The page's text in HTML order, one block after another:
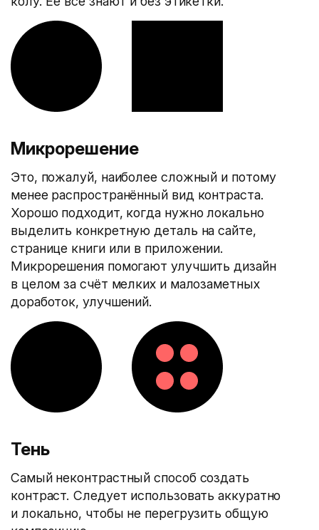
Микрорешение
Это, пожалуй, наиболее сложный и потому
менее распространённый вид контраста.
Хорошо подходит, когда нужно локально
выделить конкретную деталь на сайте,
странице книги или в приложении.
Микрорешения помогают улучшить дизайн
в целом за счёт мелких и малозаметных
доработок, улучшений.
Тень
Самый неконтрастный способ создать
контраст. Следует использовать аккуратно
и локально, чтобы не перегрузить общую